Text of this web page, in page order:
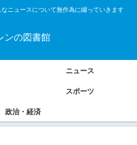
ニュースについて無作為に綴っていきます
ンの図書館
ニュース
スポーツ
政治・経済